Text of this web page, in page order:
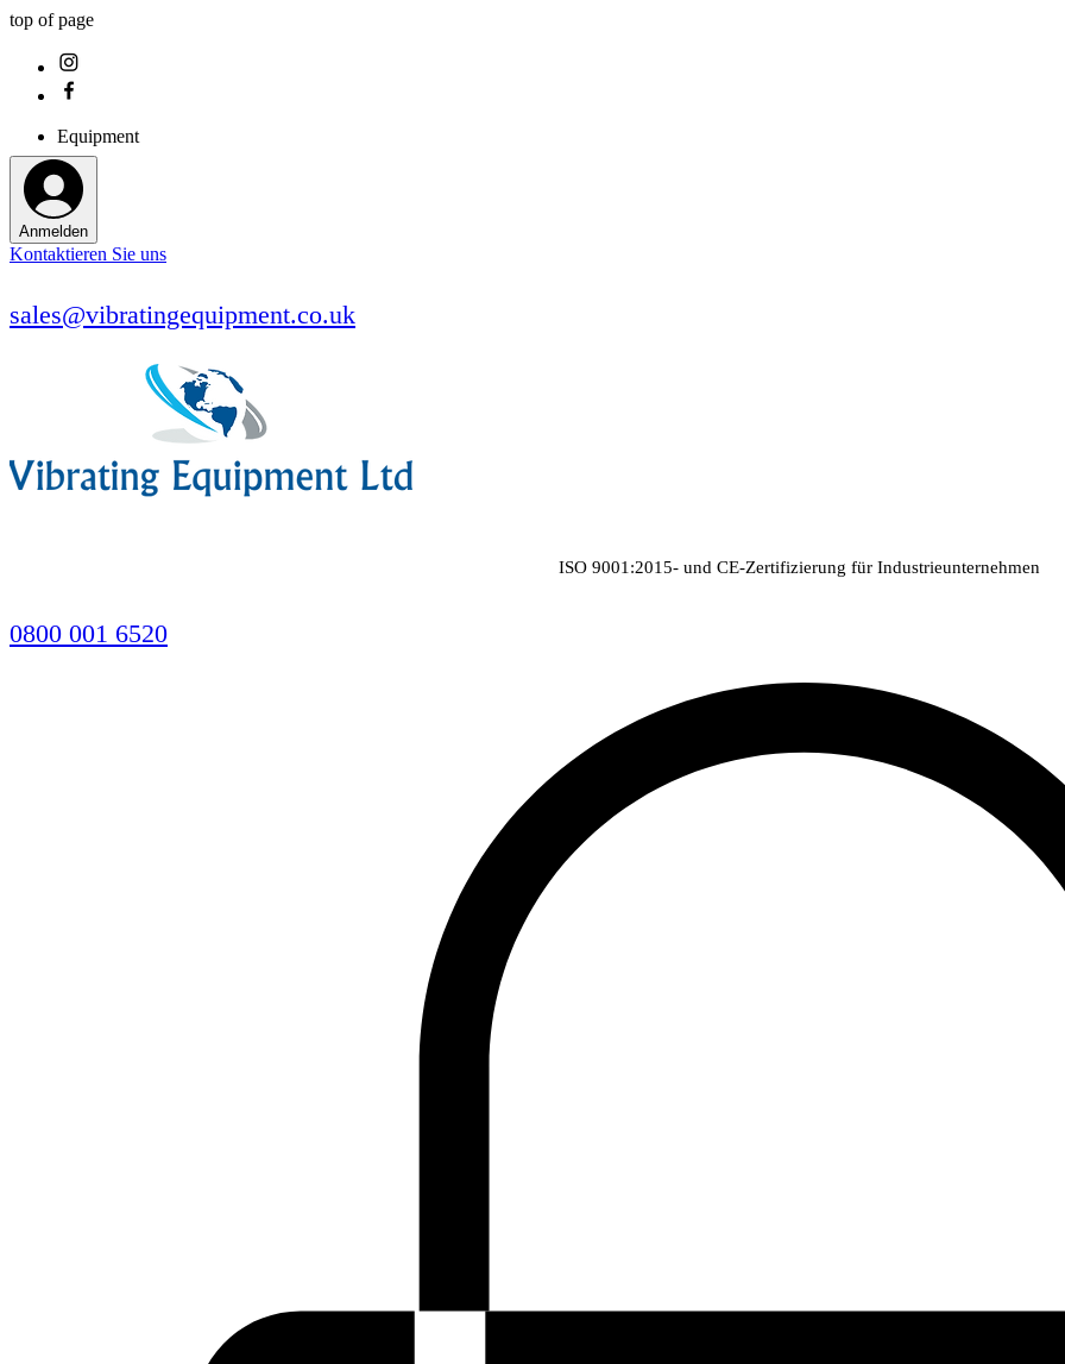
top of page
Equipment
Anmelden
Kontaktieren Sie uns
sales@vibratingequipment.co.uk
ISO 9001:2015- und CE-Zertifizierung für Industrieunternehmen
0800 001 6520